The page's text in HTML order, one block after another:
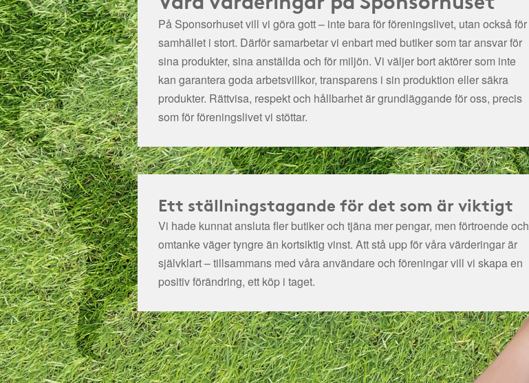
På Sponsorhuset vill vi göra gott – inte bara för föreningslivet, utan också för
samhället i stort. Därför samarbetar vi enbart med butiker som tar ansvar för
sina produkter, sina anställda och för miljön. Vi väljer bort aktörer som inte
kan garantera goda arbetsvillkor, transparens i sin produktion eller säkra
produkter. Rättvisa, respekt och hållbarhet är grundläggande för oss, precis
som för föreningslivet vi stöttar.
Ett ställningstagande för det som är viktigt
Vi hade kunnat ansluta fler butiker och tjäna mer pengar, men förtroende och
omtanke väger tyngre än kortsiktig vinst. Att stå upp för våra värderingar är
självklart – tillsammans med våra användare och föreningar vill vi skapa en
positiv förändring, ett köp i taget.